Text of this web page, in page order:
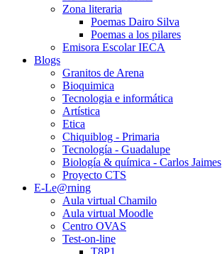
Zona literaria
Poemas Dairo Silva
Poemas a los pilares
Emisora Escolar IECA
Blogs
Granitos de Arena
Bioquimica
Tecnologia e informática
Artística
Etica
Chiquiblog - Primaria
Tecnología - Guadalupe
Biología & química - Carlos Jaimes
Proyecto CTS
E-Le@rning
Aula virtual Chamilo
Aula virtual Moodle
Centro OVAS
Test-on-line
T8P1